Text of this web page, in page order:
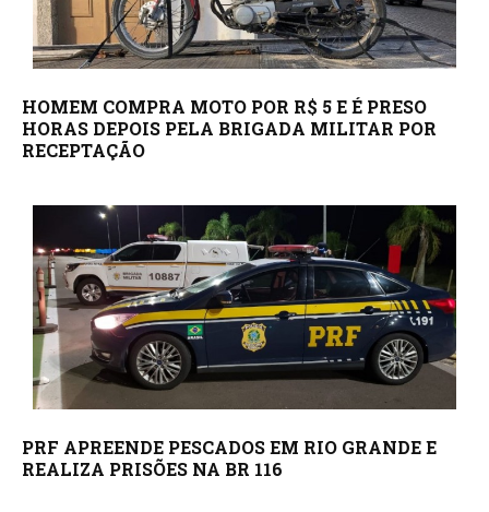
HOMEM COMPRA MOTO POR R$ 5 E É PRESO
HORAS DEPOIS PELA BRIGADA MILITAR POR
RECEPTAÇÃO
PRF APREENDE PESCADOS EM RIO GRANDE E
REALIZA PRISÕES NA BR 116